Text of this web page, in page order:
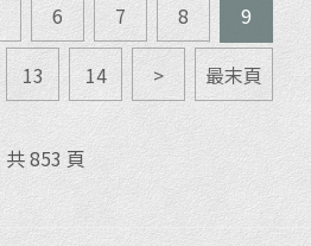
6 7 8 9
13 14 > 最末頁
共 853 頁